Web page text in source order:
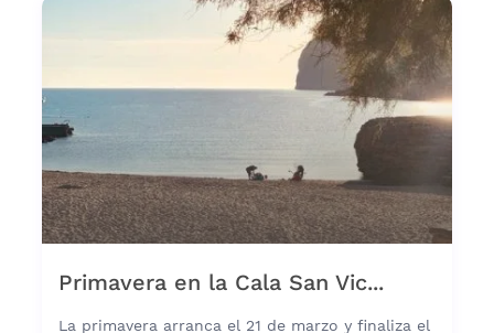
Primavera en la Cala San Vic...
La primavera arranca el 21 de marzo y finaliza el